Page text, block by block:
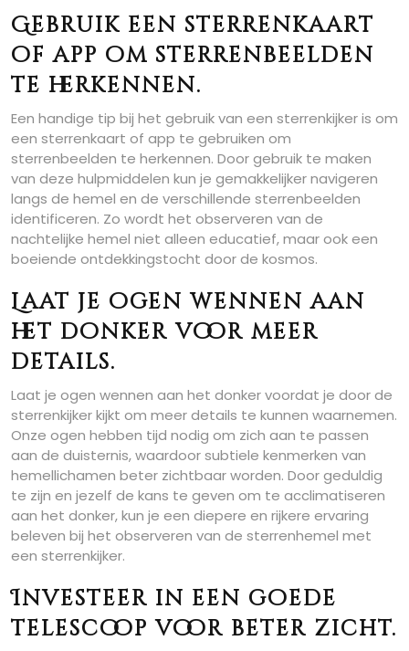
Gebruik een sterrenkaart
of app om sterrenbeelden
te herkennen.
Een handige tip bij het gebruik van een sterrenkijker is om
een sterrenkaart of app te gebruiken om
sterrenbeelden te herkennen. Door gebruik te maken
van deze hulpmiddelen kun je gemakkelijker navigeren
langs de hemel en de verschillende sterrenbeelden
identificeren. Zo wordt het observeren van de
nachtelijke hemel niet alleen educatief, maar ook een
boeiende ontdekkingstocht door de kosmos.
Laat je ogen wennen aan
het donker voor meer
details.
Laat je ogen wennen aan het donker voordat je door de
sterrenkijker kijkt om meer details te kunnen waarnemen.
Onze ogen hebben tijd nodig om zich aan te passen
aan de duisternis, waardoor subtiele kenmerken van
hemellichamen beter zichtbaar worden. Door geduldig
te zijn en jezelf de kans te geven om te acclimatiseren
aan het donker, kun je een diepere en rijkere ervaring
beleven bij het observeren van de sterrenhemel met
een sterrenkijker.
Investeer in een goede
telescoop voor beter zicht.